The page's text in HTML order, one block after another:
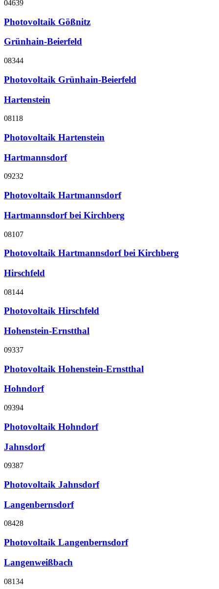
04639
Photovoltaik Gößnitz
Grünhain-Beierfeld
08344
Photovoltaik Grünhain-Beierfeld
Hartenstein
08118
Photovoltaik Hartenstein
Hartmannsdorf
09232
Photovoltaik Hartmannsdorf
Hartmannsdorf bei Kirchberg
08107
Photovoltaik Hartmannsdorf bei Kirchberg
Hirschfeld
08144
Photovoltaik Hirschfeld
Hohenstein-Ernstthal
09337
Photovoltaik Hohenstein-Ernstthal
Hohndorf
09394
Photovoltaik Hohndorf
Jahnsdorf
09387
Photovoltaik Jahnsdorf
Langenbernsdorf
08428
Photovoltaik Langenbernsdorf
Langenweißbach
08134